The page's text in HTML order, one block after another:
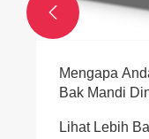
Mengapa
Bak Mandi
Lihat Lebih
